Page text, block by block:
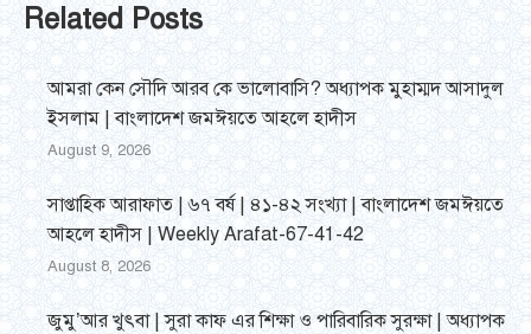
Related Posts
আমরা কেন সৌদি আরব কে ভালোবাসি? অধ্যাপক মুহাম্মদ আসাদুল
ইসলাম | বাংলাদেশ জমঈয়তে আহলে হাদীস
August 9, 2026
সাপ্তাহিক আরাফাত | ৬৭ বর্ষ | ৪১-৪২ সংখ্যা | বাংলাদেশ জমঈয়তে
আহলে হাদীস | Weekly Arafat-67-41-42
August 8, 2026
জুমু’আর খুৎবা | সুরা কাফ এর শিক্ষা ও পারিবারিক সুরক্ষা | অধ্যাপক